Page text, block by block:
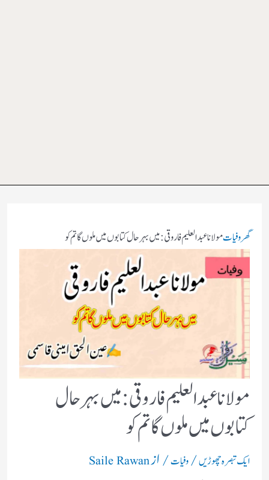
گھروفیاتمولانا عبد العلیم فاروقی:میں بہر حال کتابوں میں ملوں گا تم کو
مولانا عبد العلیم فاروقی:میں بہر حال
کتابوں میں ملوں گا تم کو
ایک تبصرہ چھوڑیں/وفیات/ ازSaile Rawan